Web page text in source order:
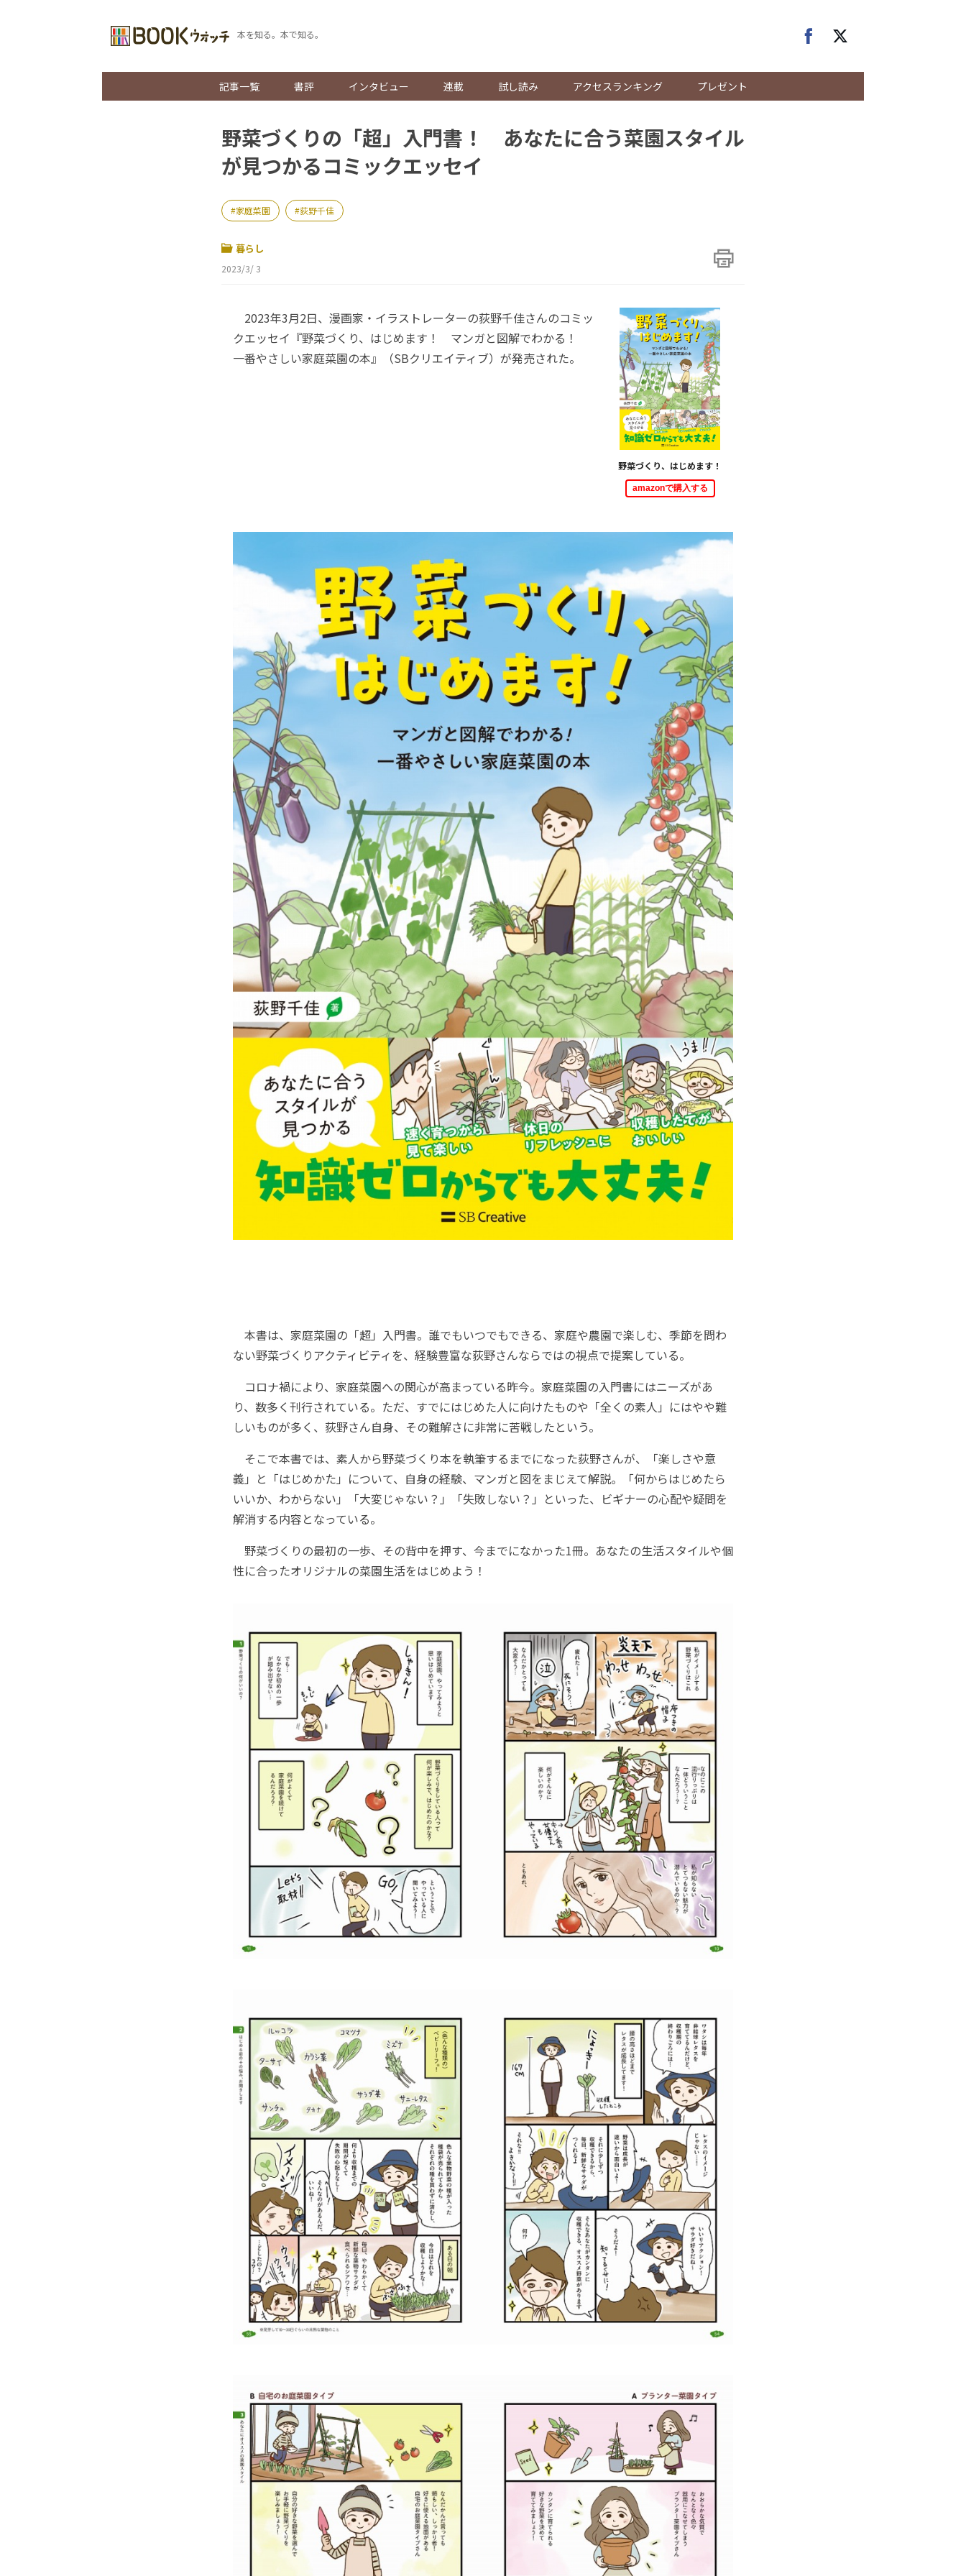
本を知る。本で知る。
記事一覧 書評 インタビュー 連載 試し読み アクセスランキング プレゼント
野菜づくりの「超」入門書！ あなたに合う菜園スタイル
が見つかるコミックエッセイ
家庭菜園 荻野千佳
暮らし
2023/3/ 3
野菜づくり、はじめます！
amazonで購入する
2023年3月2日、漫画家・イラストレーターの荻野千佳さんのコミッ
クエッセイ『野菜づくり、はじめます！ マンガと図解でわかる！
一番やさしい家庭菜園の本』（SBクリエイティブ）が発売された。
本書は、家庭菜園の「超」入門書。誰でもいつでもできる、家庭や農園で楽しむ、季節を問わ
ない野菜づくりアクティビティを、経験豊富な荻野さんならではの視点で提案している。
コロナ禍により、家庭菜園への関心が高まっている昨今。家庭菜園の入門書にはニーズがあ
り、数多く刊行されている。ただ、すでにはじめた人に向けたものや「全くの素人」にはやや難
しいものが多く、荻野さん自身、その難解さに非常に苦戦したという。
そこで本書では、素人から野菜づくり本を執筆するまでになった荻野さんが、「楽しさや意
義」と「はじめかた」について、自身の経験、マンガと図をまじえて解説。「何からはじめたら
いいか、わからない」「大変じゃない？」「失敗しない？」といった、ビギナーの心配や疑問を
解消する内容となっている。
野菜づくりの最初の一歩、その背中を押す、今までになかった1冊。あなたの生活スタイルや個
性に合ったオリジナルの菜園生活をはじめよう！